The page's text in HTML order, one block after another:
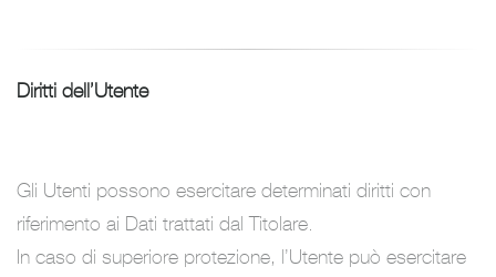
Diritti dell’Utente
Gli Utenti possono esercitare determinati diritti con
riferimento ai Dati trattati dal Titolare.
In caso di superiore protezione, l’Utente può esercitare